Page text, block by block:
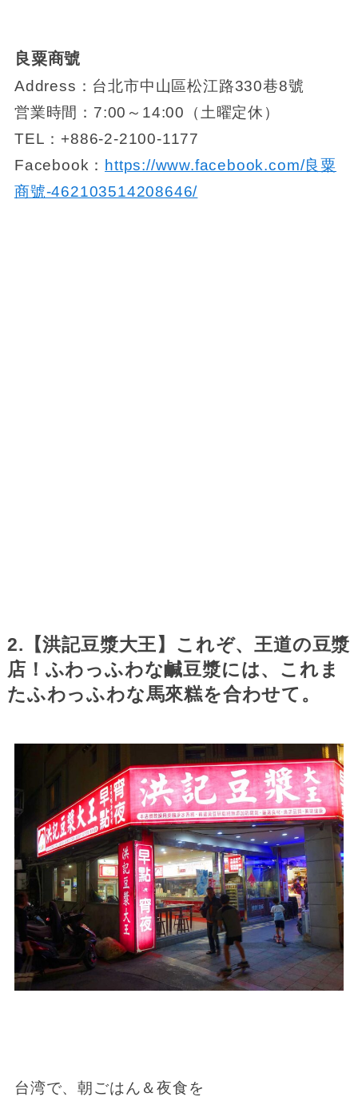
良粟商號
Address：台北市中山區松江路330巷8號
営業時間：7:00～14:00（土曜定休）
TEL：+886-2-2100-1177
Facebook： https://www.facebook.com/良粟
商號-462103514208646/
2.【洪記豆漿大王】これぞ、王道の豆漿
店！ふわっふわな鹹豆漿には、これま
たふわっふわな馬來糕を合わせて。
台湾で、朝ごはん＆夜食を